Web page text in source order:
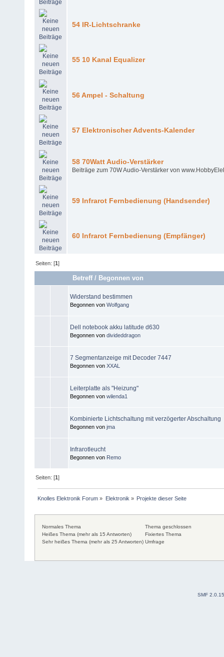
54 IR-Lichtschranke
55 10 Kanal Equalizer
56 Ampel - Schaltung
57 Elektronischer Advents-Kalender
58 70Watt Audio-Verstärker
Beiträge zum 70W Audio-Verstärker von
59 Infrarot Fernbedienung (Handsender)
60 Infrarot Fernbedienung (Empfänger)
Seiten: [1]
Betreff/ Begonnen von
Widerstand bestimmen
Begonnen von Wolfgang
Dell notebook akku latitude d630
Begonnen von divideddragon
7 Segmentanzeige mit Decoder 7447
Begonnen von XXAL
Leiterplatte als "Heizung"
Begonnen von wilenda1
Kombinierte Lichtschaltung mit verzögerter Abschaltung
Begonnen von jma
Infrarotleucht
Begonnen von Remo
Seiten: [1]
Knolles Elektronik Forum » Elektronik » Projekte dieser Seite
Normales Thema
Heißes Thema (mehr als 15 Antworten)
Sehr heißes Thema (mehr als 25 Antworten)
Thema geschlossen
Fixiertes Thema
Umfrage
SMF 2.0.15